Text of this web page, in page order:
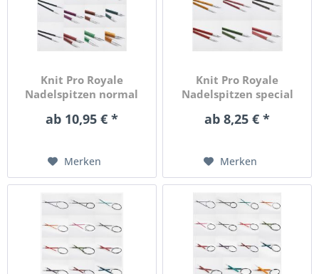
Knit Pro Royale
Nadelspitzen normal
ab 10,95 € *
Merken
Knit Pro Royale
Nadelspitzen special
ab 8,25 € *
Merken